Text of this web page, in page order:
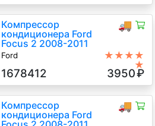
🚚
Компрессор
кондиционера Ford
Focus 2 2008-2011
Ford
ст.мех., Хэтчбэк 3 дв., синий, 2008
г.в.
★★★★
★
1678412 3950₽
🚚
Компрессор
кондиционера Ford